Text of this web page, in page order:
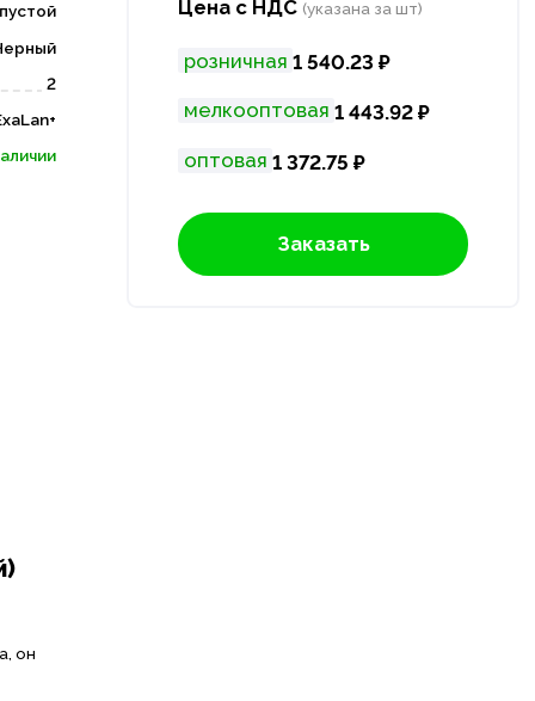
пустой
2
он
Цена с НДС (указана за шт)
розничная 1 540.23 ₽
мелкооптовая 1 443.92 ₽
оптовая 1 372.75 ₽
Заказать